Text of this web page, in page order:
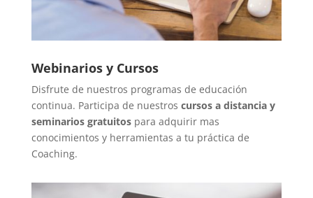
Webinarios y Cursos
Disfrute de nuestros programas de educación
continua. Participa de nuestros cursos a distancia y
seminarios gratuitospara adquirir mas
conocimientos y herramientas a tu práctica de
Coaching.